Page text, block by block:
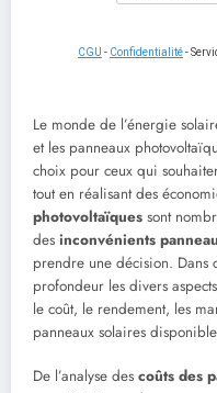
CGU - Confidentialité-
Le monde de l’énergie
et les panneaux
choix pour ceux qui
tout en réalisant des
photovoltaïques sont
des inconvénients
prendre une décision. Dans
profondeur les divers
le coût, le rendement, les
panneaux solaires
De l’analyse des coûts des